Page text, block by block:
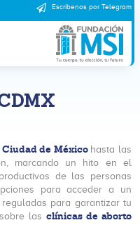
Escríbenos por Telegram
de México hasta las
marcando un hito en el
de las personas
para acceder a un
para garantizar tu
sobre lasclínicas de aborto